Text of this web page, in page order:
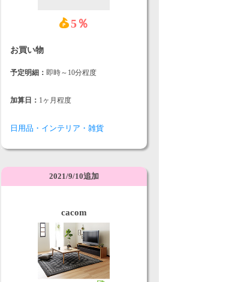
5％
お買い物
予定明細： 即時～10分程度
加算日： 1ヶ月程度
日用品・インテリア・雑貨
2021/9/10追加
cacom